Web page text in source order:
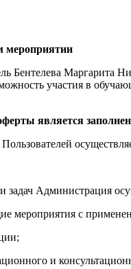
мероприятии
Бентелева Маргарита
участия в
является
задач Администрация
мероприятия с
и